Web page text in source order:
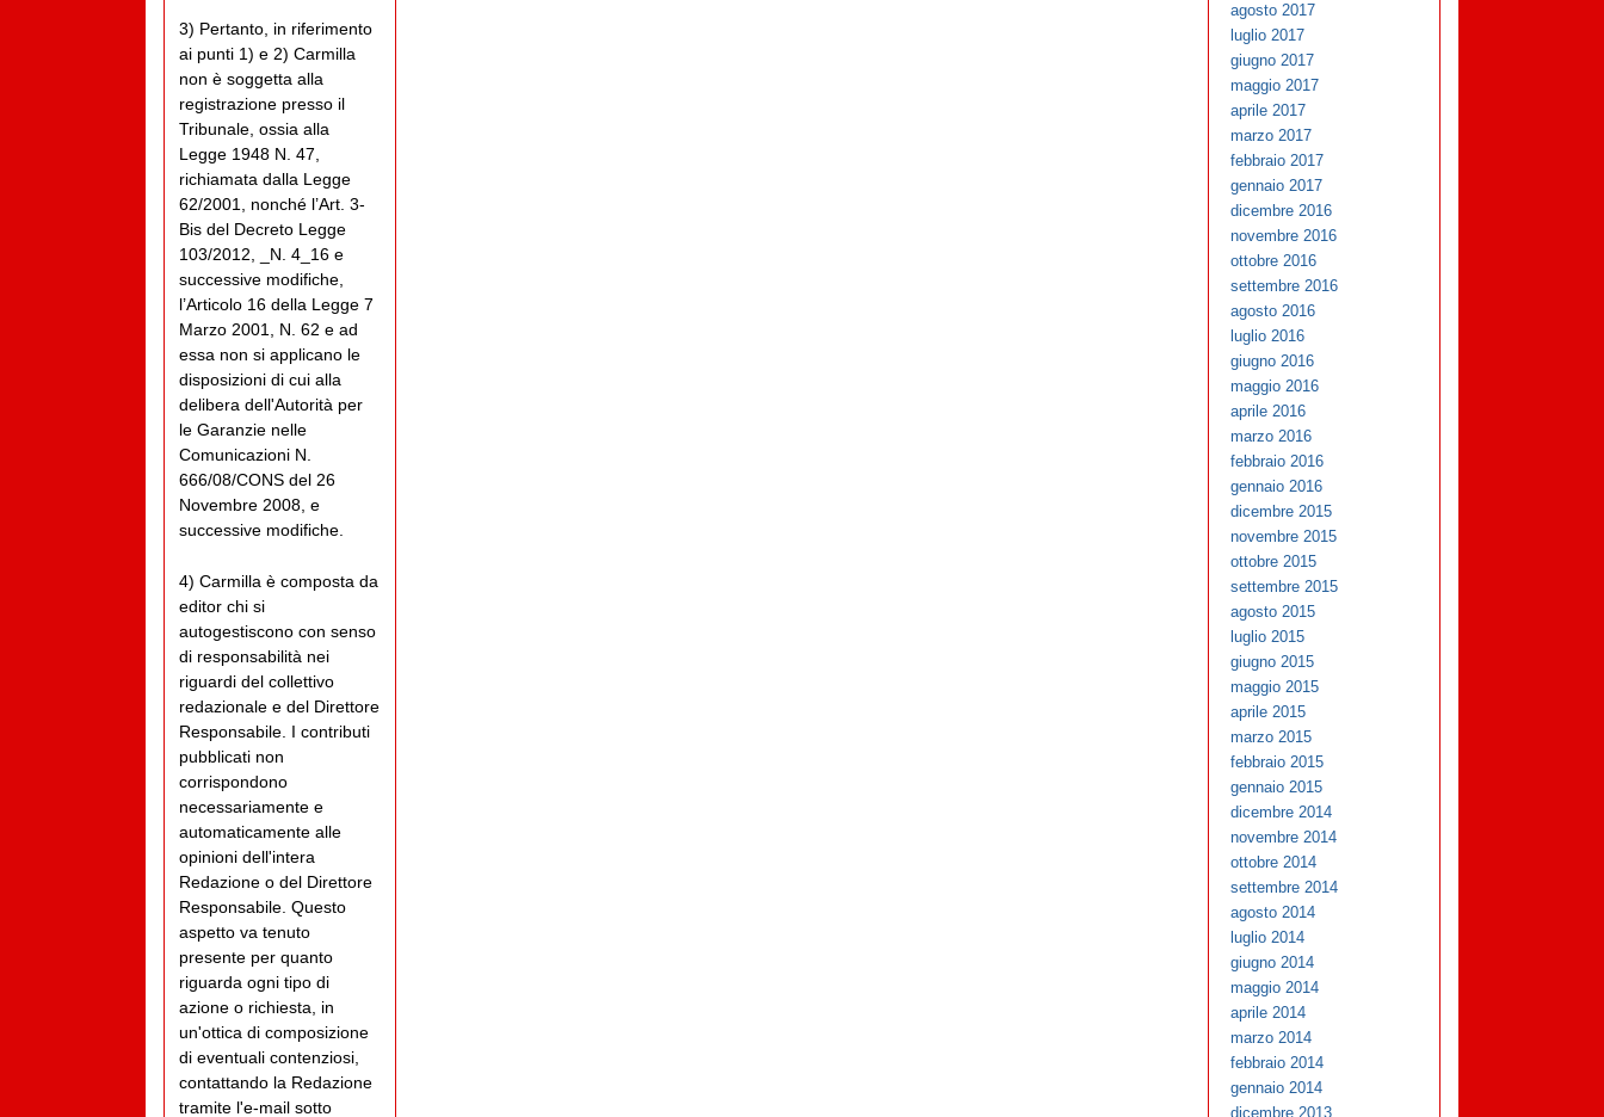
3) Pertanto, in riferimento
ai punti 1) e 2) Carmilla
non è soggetta alla
registrazione presso il
Tribunale, ossia alla
Legge 1948 N. 47,
richiamata dalla Legge
62/2001, nonché l’Art. 3-
Bis del Decreto Legge
103/2012, _N. 4_16 e
successive modifiche,
l’Articolo 16 della Legge 7
Marzo 2001, N. 62 e ad
essa non si applicano le
disposizioni di cui alla
delibera dell'Autorità per
le Garanzie nelle
Comunicazioni N.
666/08/CONS del 26
Novembre 2008, e
successive modifiche.
4) Carmilla è composta da
editor chi si
autogestiscono con senso
di responsabilità nei
riguardi del collettivo
redazionale e del Direttore
Responsabile. I contributi
pubblicati non
corrispondono
necessariamente e
automaticamente alle
opinioni dell'intera
Redazione o del Direttore
Responsabile. Questo
aspetto va tenuto
presente per quanto
riguarda ogni tipo di
azione o richiesta, in
un'ottica di composizione
di eventuali contenziosi,
contattando la Redazione
tramite l'e-mail sotto
agosto 2017
luglio 2017
giugno 2017
maggio 2017
aprile 2017
marzo 2017
febbraio 2017
gennaio 2017
dicembre 2016
novembre 2016
ottobre 2016
settembre 2016
agosto 2016
luglio 2016
giugno 2016
maggio 2016
aprile 2016
marzo 2016
febbraio 2016
gennaio 2016
dicembre 2015
novembre 2015
ottobre 2015
settembre 2015
agosto 2015
luglio 2015
giugno 2015
maggio 2015
aprile 2015
marzo 2015
febbraio 2015
gennaio 2015
dicembre 2014
novembre 2014
ottobre 2014
settembre 2014
agosto 2014
luglio 2014
giugno 2014
maggio 2014
aprile 2014
marzo 2014
febbraio 2014
gennaio 2014
dicembre 2013